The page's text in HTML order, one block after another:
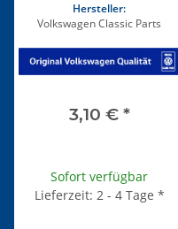
Hersteller:
Volkswagen Classic Parts
3,10 € *
Sofort verfügbar
Lieferzeit: 2 - 4 Tage *